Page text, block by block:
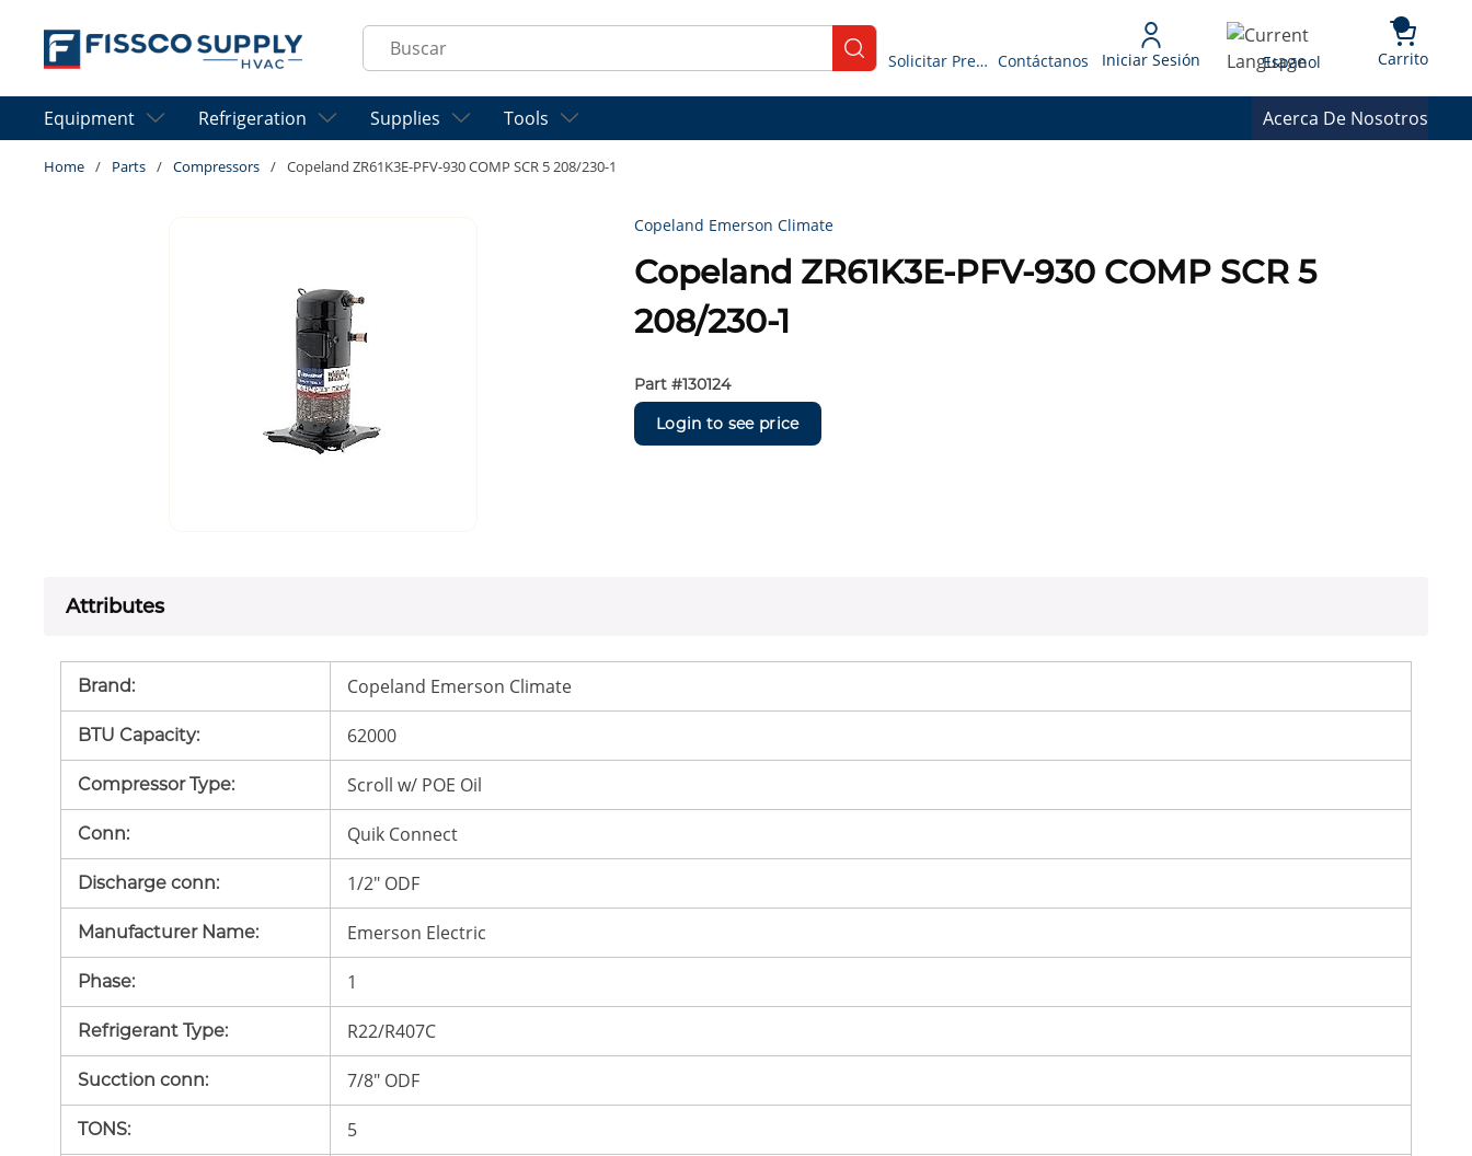
Skip to main content
Site Search
submit search
Solicitar Presupuesto Contáctanos Iniciar Sesión Language
Espanol Carrito{0}
Equipment Refrigeration Supplies Tools Acerca De Nosotros
Home / Parts / Compressors / Copeland ZR61K3E-PFV-930 COMP SCR 5 208/230-1
Copeland Emerson Climate
Copeland ZR61K3E-PFV-930 COMP SCR 5
208/230-1
Part #130124
Login to see price
Attributes
Brand: Copeland Emerson Climate
BTU Capacity: 62000
Compressor Type: Scroll w/ POE Oil
Conn: Quik Connect
Discharge conn: 1/2" ODF
Manufacturer Name: Emerson Electric
Phase: 1
Refrigerant Type: R22/R407C
Sucction conn: 7/8" ODF
TONS: 5